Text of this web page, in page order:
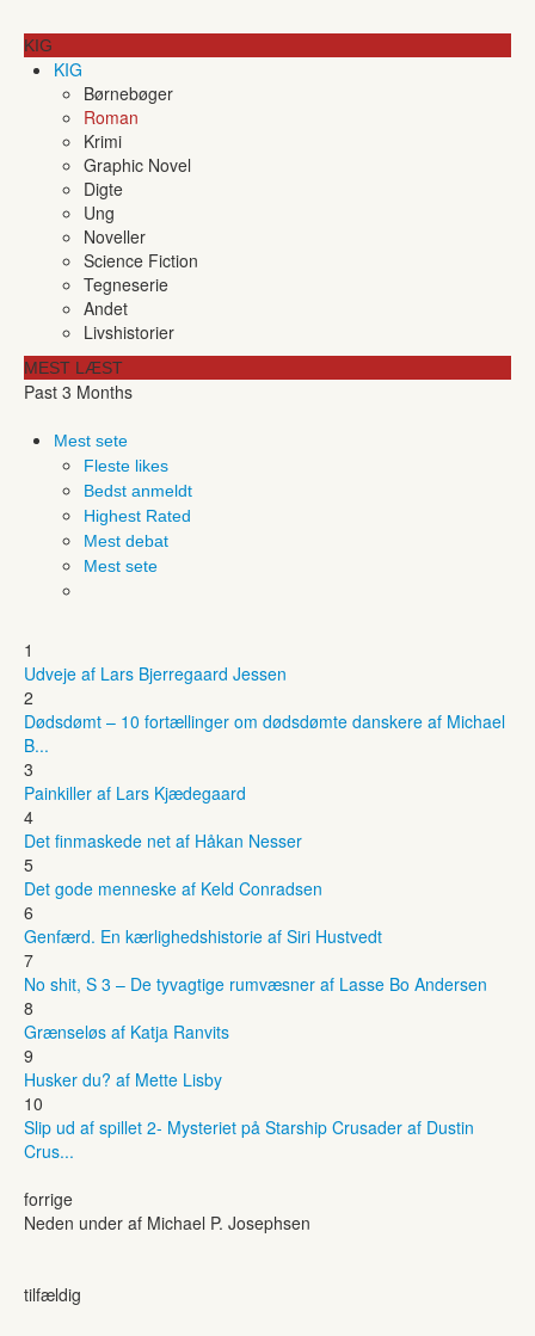
KIG
KIG
Børnebøger
Roman
Krimi
Graphic Novel
Digte
Ung
Noveller
Science Fiction
Tegneserie
Andet
Livshistorier
MEST LÆST
Past 3 Months
Mest sete
Fleste likes
Bedst anmeldt
Highest Rated
Mest debat
Mest sete
1
Udveje af Lars Bjerregaard Jessen
2
Dødsdømt – 10 fortællinger om dødsdømte danskere af Michael
B...
3
Painkiller af Lars Kjædegaard
4
Det finmaskede net af Håkan Nesser
5
Det gode menneske af Keld Conradsen
6
Genfærd. En kærlighedshistorie af Siri Hustvedt
7
No shit, S 3 – De tyvagtige rumvæsner af Lasse Bo Andersen
8
Grænseløs af Katja Ranvits
9
Husker du? af Mette Lisby
10
Slip ud af spillet 2- Mysteriet på Starship Crusader af Dustin
Crus...
forrige
Neden under af Michael P. Josephsen
tilfældig